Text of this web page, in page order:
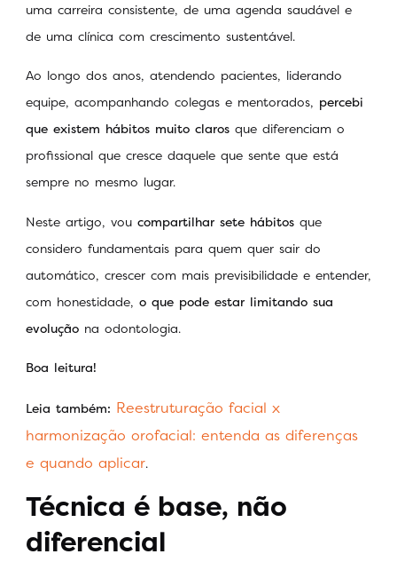
uma carreira consistente, de uma agenda saudável e
de uma clínica com crescimento sustentável.
Ao longo dos anos, atendendo pacientes, liderando
equipe, acompanhando colegas e mentorados, percebi
que existem hábitos muito claros que diferenciam o
profissional que cresce daquele que sente que está
sempre no mesmo lugar.
Neste artigo, vou compartilhar sete hábitos que
considero fundamentais para quem quer sair do
automático, crescer com mais previsibilidade e entender,
com honestidade, o que pode estar limitando sua
evolução na odontologia.
Boa leitura!
Leia também: Reestruturação facial x
harmonização orofacial: entenda as diferenças
e quando aplicar.
Técnica é base, não
diferencial